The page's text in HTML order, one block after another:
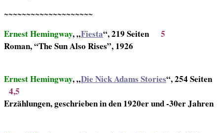
~~~~~~~~~~~~~~~~~~~~
Ernest Hemingway, „Fiesta“, 219 Seiten 5
Roman, “The Sun Also Rises”, 1926
Ernest Hemingway, „Die Nick Adams Stories“, 254 Seiten
4,5
Erzählungen, geschrieben in den 1920er und -30er Jahren